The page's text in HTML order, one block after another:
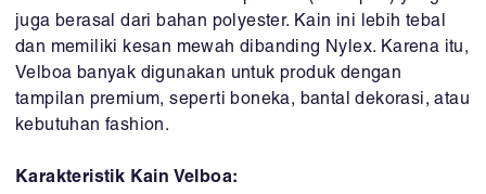
juga berasal dari bahan polyester. Kain ini lebih tebal
dan memiliki kesan mewah dibanding Nylex. Karena itu,
Velboa banyak digunakan untuk produk dengan
tampilan premium, seperti boneka, bantal dekorasi, atau
kebutuhan fashion.
Karakteristik Kain Velboa: